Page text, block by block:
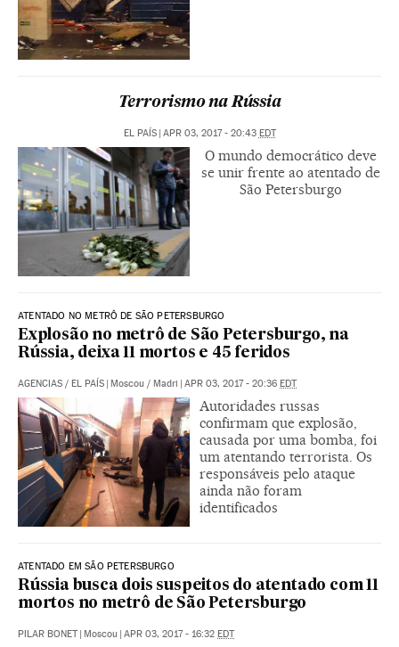
Terrorismo na Rússia
EL PAÍS APR 03, 2017 - 20:43 EDT
O mundo democrático deve
se unir frente ao atentado de
São Petersburgo
ATENTADO NO METRÔ DE SÃO PETERSBURGO
Explosão no metrô de São Petersburgo, na
Rússia, deixa 11 mortos e 45 feridos
AGENCIAS / EL PAÍS Moscou / Madri APR 03, 2017 - 20:36 EDT
Autoridades russas
confirmam que explosão,
causada por uma bomba, foi
um atentando terrorista. Os
responsáveis pelo ataque
ainda não foram
identificados
ATENTADO EM SÃO PETERSBURGO
Rússia busca dois suspeitos do atentado com 11
mortos no metrô de São Petersburgo
PILAR BONET Moscou APR 03, 2017 - 16:32 EDT